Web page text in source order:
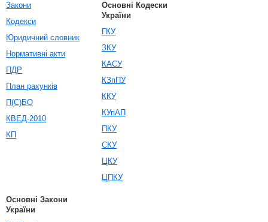
Закони
Кодекси
Юридичний словник
Нормативні акти
ПДР
План рахунків
П(С)БО
КВЕД-2010
КП
Основні Кодески
України
ГКУ
ЗКУ
КАСУ
КЗпПУ
ККУ
КУпАП
ПКУ
СКУ
ЦКУ
ЦПКУ
Основні Закони
України